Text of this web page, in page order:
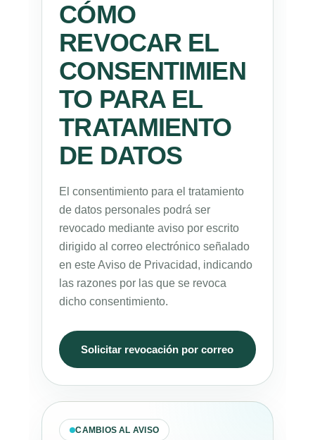
CÓMO
REVOCAR EL
CONSENTIMIEN
TO PARA EL
TRATAMIENTO
DE DATOS
El consentimiento para el tratamiento
de datos personales podrá ser
revocado mediante aviso por escrito
dirigido al correo electrónico señalado
en este Aviso de Privacidad, indicando
las razones por las que se revoca
dicho consentimiento.
Solicitar revocación por correo
CAMBIOS AL AVISO